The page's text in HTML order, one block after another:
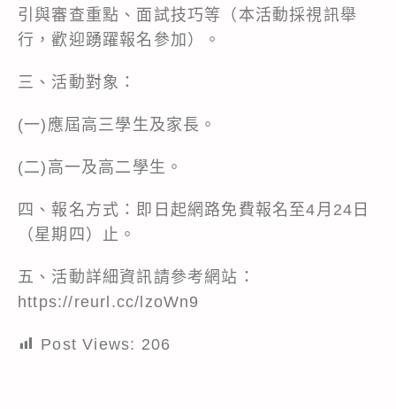
引與審查重點、面試技巧等（本活動採視訊舉
行，歡迎踴躍報名參加）。
三、活動對象：
(一)應屆高三學生及家長。
(二)高一及高二學生。
四、報名方式：即日起網路免費報名至4月24日
（星期四）止。
五、活動詳細資訊請參考網站：
https://reurl.cc/lzoWn9
Post Views: 206